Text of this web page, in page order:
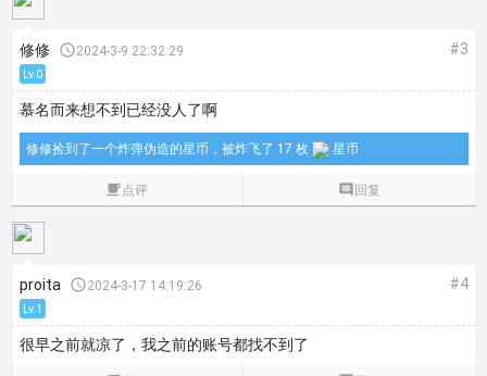
修修 2024-3-9 22:32:29 #3
Lv.0
慕名而来想不到已经没人了啊
修修捡到了一个炸弹伪造的星币，被炸飞了 17 枚 星币
点评  回复
proita 2024-3-17 14:19:26 #4
Lv.1
很早之前就凉了，我之前的账号都找不到了